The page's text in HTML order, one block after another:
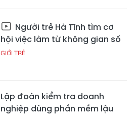
Người trẻ Hà Tĩnh tìm cơ
hội việc làm từ không gian số
GIỚI TRẺ
Lập đoàn kiểm tra doanh
nghiệp dùng phần mềm lậu